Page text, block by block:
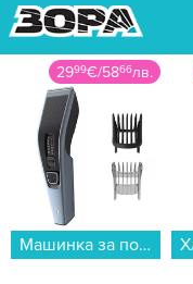
27999€/54762лв.
Хладилник с фризер Crown CBN-265W , 253 l, E , No Frost , Бял...